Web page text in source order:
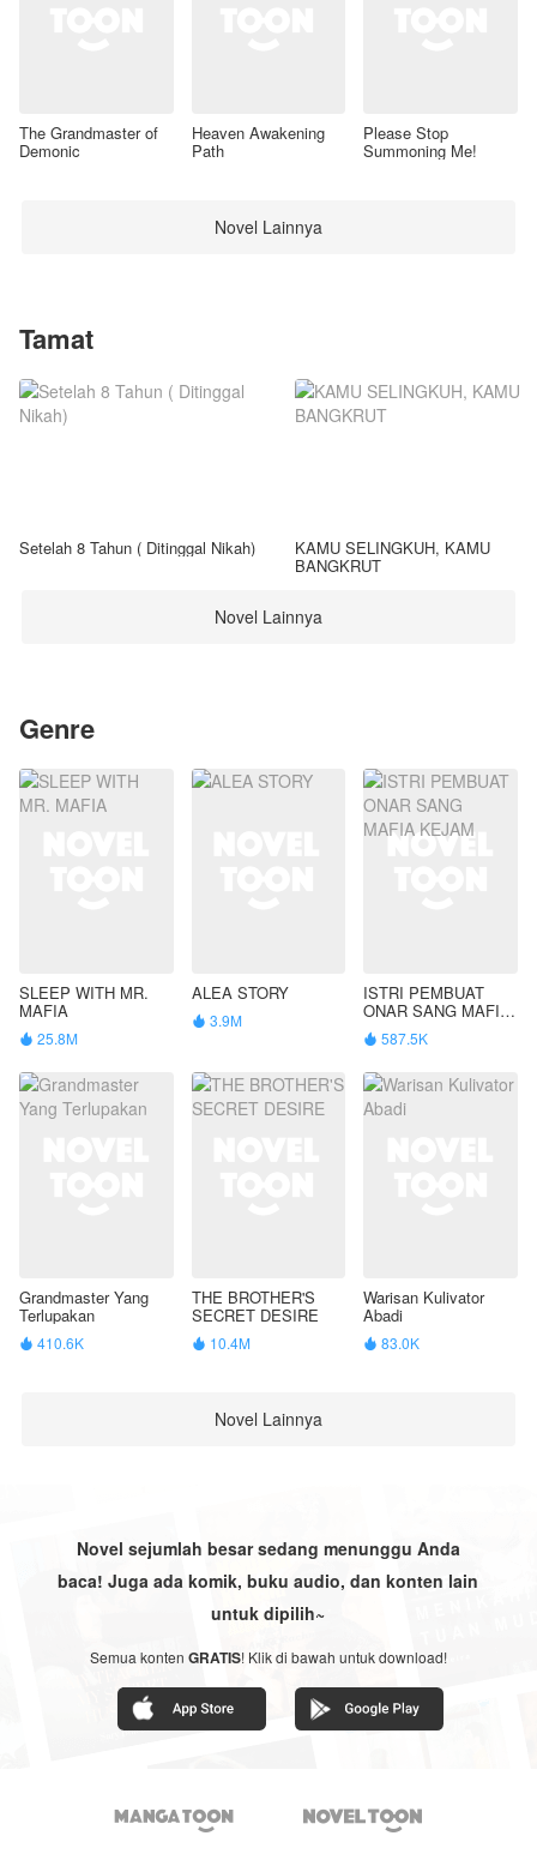
The Grandmaster of
Demonic
Heaven Awakening
Path
Please Stop
Summoning Me!
Novel Lainnya
Tamat
Setelah 8 Tahun ( Ditinggal Nikah) KAMU SELINGKUH, KAMU
BANGKRUT
Novel Lainnya
Genre
SLEEP WITH MR.
MAFIA
 25.8M
ALEA STORY
 3.9M
ISTRI PEMBUAT
ONAR SANG MAFIA
KEJAM
 587.5K
Grandmaster Yang
Terlupakan
 410.6K
THE BROTHER'S
SECRET DESIRE
 10.4M
Warisan Kulivator
Abadi
 83.0K
Novel Lainnya
Novel sejumlah besar sedang menunggu Anda
baca! Juga ada komik, buku audio, dan konten lain
untuk dipilih~
Semua konten GRATIS! Klik di bawah untuk download!
 